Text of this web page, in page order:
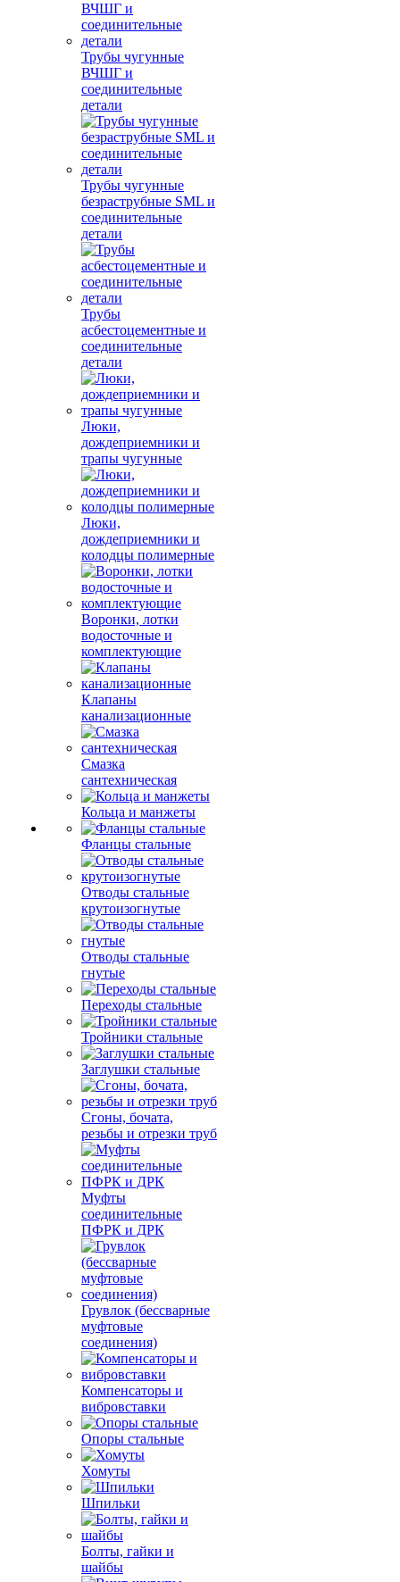
Трубы чугунные
ВЧШГ и
соединительные
детали
Трубы чугунные
безраструбные SML и
соединительные
детали
Трубы
асбестоцементные и
соединительные
детали
Люки,
дождеприемники и
трапы чугунные
Люки,
дождеприемники и
колодцы полимерные
Воронки, лотки
водосточные и
комплектующие
Клапаны
канализационные
Смазка
сантехническая
Кольца и манжеты
Фланцы стальные
Отводы стальные
крутоизогнутые
Отводы стальные
гнутые
Переходы стальные
Тройники стальные
Заглушки стальные
Сгоны, бочата,
резьбы и отрезки труб
Муфты
соединительные
ПФРК и ДРК
Грувлок (бессварные
муфтовые
соединения)
Компенсаторы и
вибровставки
Опоры стальные
Хомуты
Шпильки
Болты, гайки и
шайбы